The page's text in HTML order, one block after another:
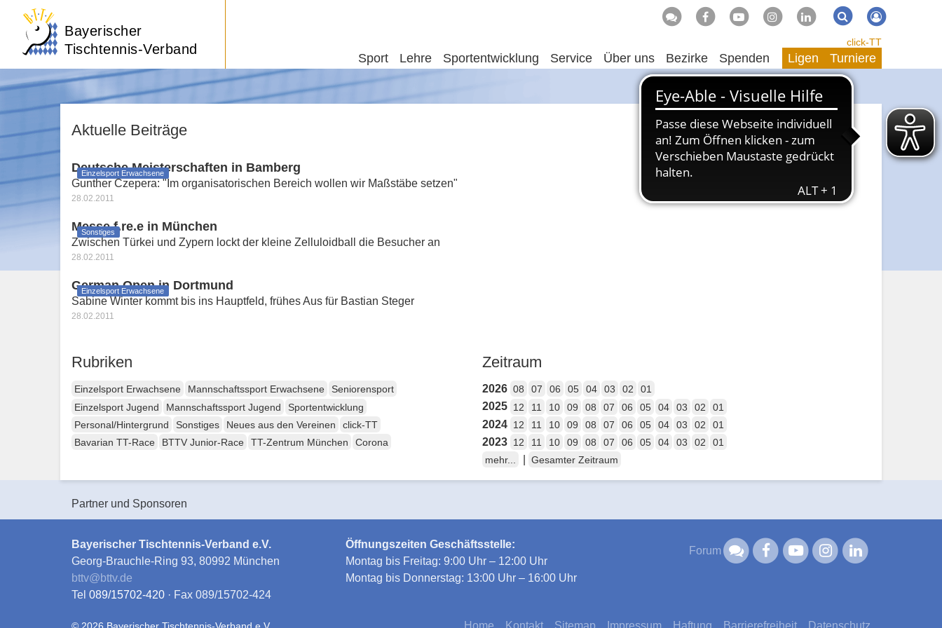
Bayerischer
Tischtennis-Verband
Suche Suchen
Sport Lehre Sportentwicklung Service Über uns Bezirke Spenden
click-TT
Ligen Turniere
Aktuelle Beiträge
Einzelsport Erwachsene
Deutsche Meisterschaften in Bamberg
Gunther Czepera: "Im organisatorischen Bereich wollen wir Maßstäbe setzen"
28.02.2011
Sonstiges
Messe f.re.e in München
Zwischen Türkei und Zypern lockt der kleine Zelluloidball die Besucher an
28.02.2011
Einzelsport Erwachsene
German Open in Dortmund
Sabine Winter kommt bis ins Hauptfeld, frühes Aus für Bastian Steger
28.02.2011
Rubriken
Einzelsport Erwachsene Mannschaftssport Erwachsene
Seniorensport
Einzelsport Jugend
Mannschaftssport Jugend
Sportentwicklung
Personal/Hintergrund
Sonstiges Neues aus den Vereinen
click-TT
Bavarian TT-Race
BTTV Junior-Race TT-Zentrum München Corona
Zeitraum
2026 08 07 06 05 04 03 02 01
2025 12 11 10 09 08 07 06 05 04 03 02 01
2024 12 11 10 09 08 07 06 05 04 03 02 01
2023 12 11 10 09 08 07 06 05 04 03 02
01
mehr...
Gesamter Zeitraum
Partner und Sponsoren
Bayerischer Tischtennis-Verband e.V.
Georg-Brauchle-Ring 93, 80992 München
bttv@bttv.de
Tel 089/15702-420 · Fax 089/15702-424
Öffnungszeiten Geschäftsstelle:
Montag bis Freitag: 9:00 Uhr – 12:00 Uhr
Montag bis Donnerstag: 13:00 Uhr – 16:00 Uhr
Forum